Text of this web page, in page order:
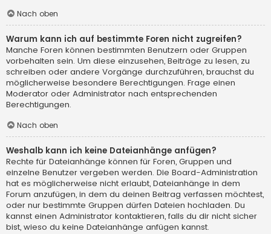
Nach oben
Warum kann ich auf bestimmte Foren nicht zugreifen?
Manche Foren können bestimmten Benutzern oder Gruppen
vorbehalten sein. Um diese einzusehen, Beiträge zu lesen, zu
schreiben oder andere Vorgänge durchzuführen, brauchst du
möglicherweise besondere Berechtigungen. Frage einen
Moderator oder Administrator nach entsprechenden
Berechtigungen.
Nach oben
Weshalb kann ich keine Dateianhänge anfügen?
Rechte für Dateianhänge können für Foren, Gruppen und
einzelne Benutzer vergeben werden. Die Board-Administration
hat es möglicherweise nicht erlaubt, Dateianhänge in dem
Forum anzufügen, in dem du deinen Beitrag verfassen möchtest,
oder nur bestimmte Gruppen dürfen Dateien hochladen. Du
kannst einen Administrator kontaktieren, falls du dir nicht sicher
bist, wieso du keine Dateianhänge anfügen kannst.